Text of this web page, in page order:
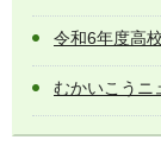
令和6年度高
むかいこうニ